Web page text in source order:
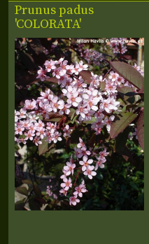
Prunus padus
'COLORATA'